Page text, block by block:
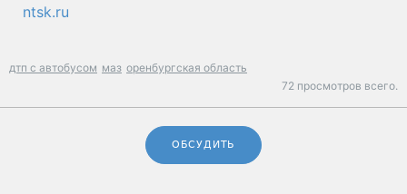
ntsk.ru
дтп с автобусом маз оренбургская область
72 просмотров всего.
ОБСУДИТЬ